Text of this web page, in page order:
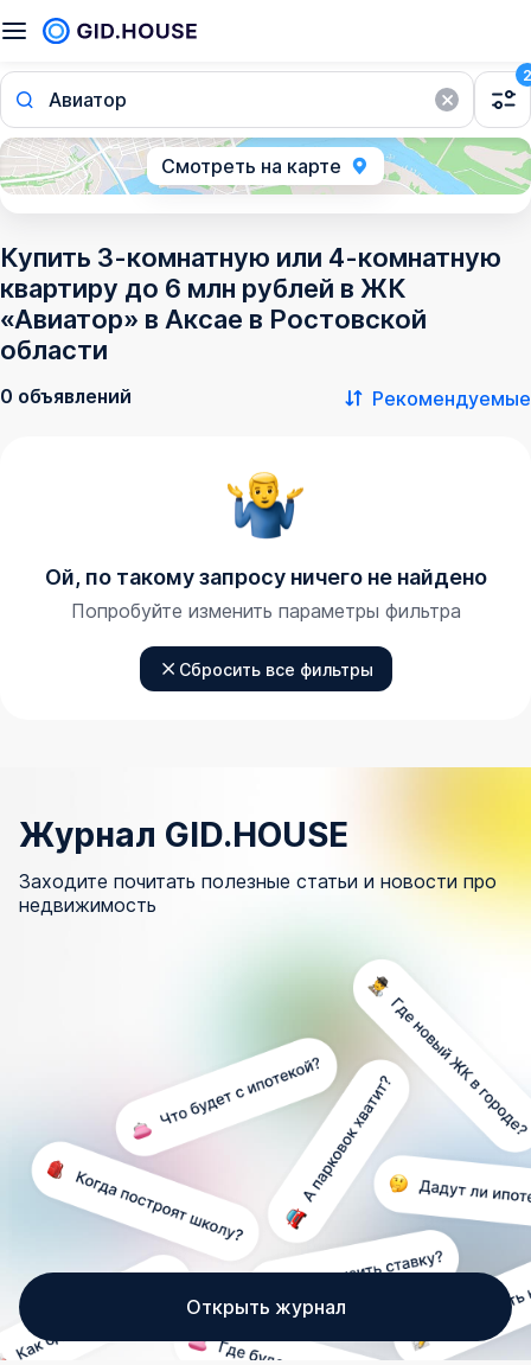
Авиатор
2
Смотреть на карте
Купить 3-комнатную или 4-комнатную
квартиру до 6 млн рублей в ЖК
«Авиатор» в Аксае в Ростовской
области
0 объявлений Рекомендуемые
Ой, по такому запросу ничего не найдено
Попробуйте изменить параметры фильтра
Сбросить все фильтры
Журнал GID.HOUSE
Заходите почитать полезные статьи и новости про
недвижимость
Открыть журнал